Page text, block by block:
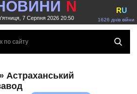
N
7 Серпня 2026 20:50 1626 днів війни
RU
Астраханський